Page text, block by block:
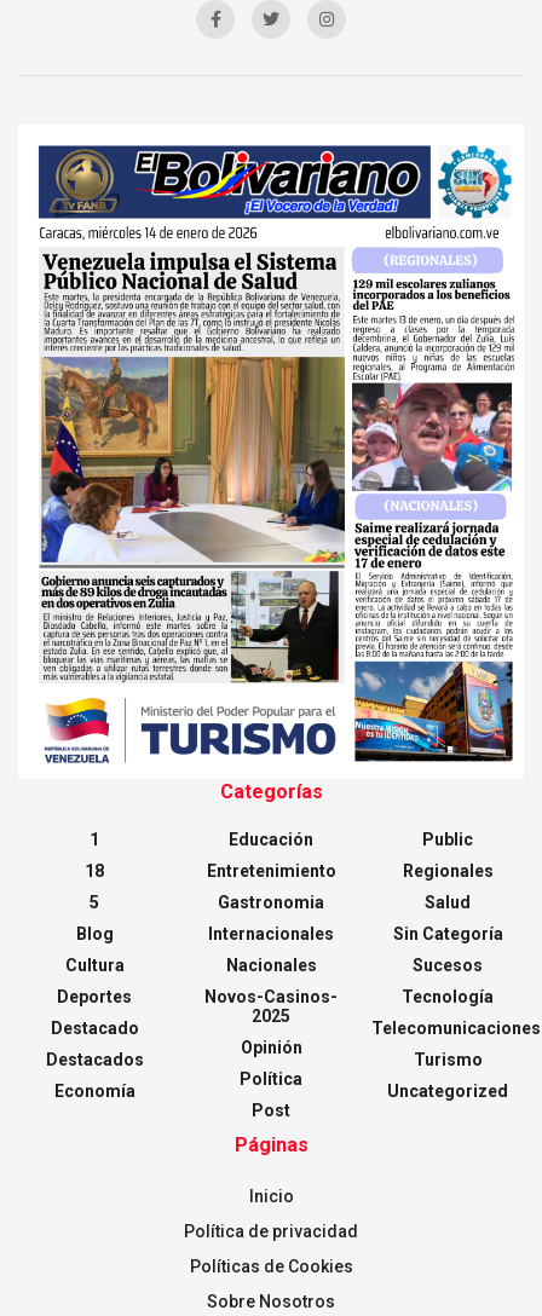
Categorías
1
18
5
Blog
Cultura
Deportes
Destacado
Destacados
Economía
Educación
Entretenimiento
Gastronomia
Internacionales
Nacionales
Novos-Casinos-
2025
Opinión
Política
Post
Public
Regionales
Salud
Sin Categoría
Sucesos
Tecnología
Telecomunicaciones
Turismo
Uncategorized
Páginas
Inicio
Política de privacidad
Políticas de Cookies
Sobre Nosotros